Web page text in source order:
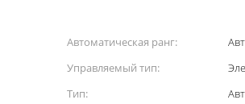
Автоматическая ранг:
Управляемый тип:
Тип: